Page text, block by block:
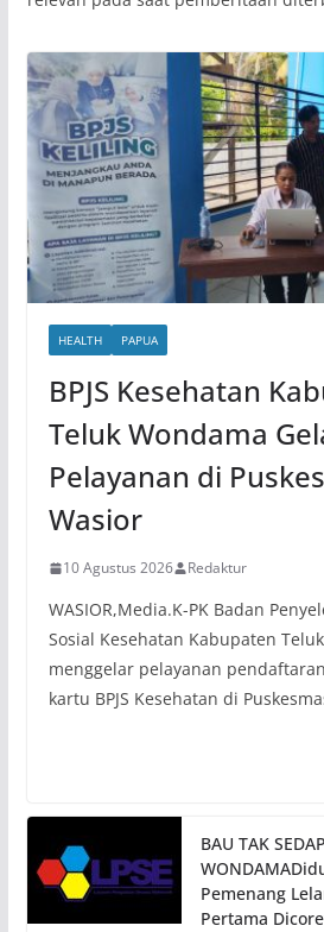
HEALTH PAPUA
BPJS Kesehatan
Teluk Wondama
Pelayanan di
Wasior
10 Agustus 2026 Redaktur
WASIOR,Media.K-PK Badan
Sosial Kesehatan Kabupaten
menggelar pelayanan
kartu BPJS Kesehatan di
BAU TAK
Pemenang
Pertama